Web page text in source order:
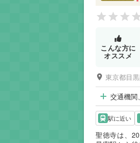
こんな方に
オススメ
東京都目
交通機関
駅に近い
聖徳寺は、